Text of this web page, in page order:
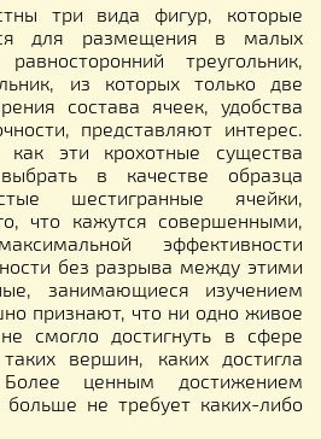
три вида фигур, которые
для размещения в малых
треугольник,
из которых только две
состава ячеек, удобства
представляют интерес.
как эти крохотные существа
в качестве образца
шестигранные ячейки,
что кажутся совершенными,
эффективности
без разрыва между этими
занимающиеся изучением
признают, что ни одно живое
смогло достигнуть в сфере
вершин, каких достигла
ценным достижением
не требует каких-либо